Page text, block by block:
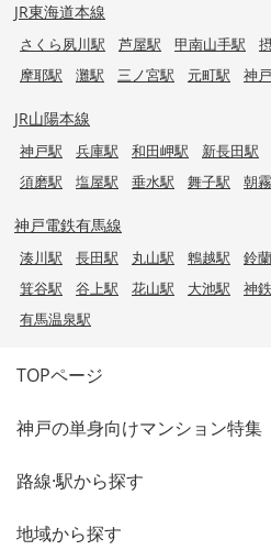
JR東海道本線
さくら夙川駅 芦屋駅 甲南山手駅
摩耶駅
灘駅 三ノ宮駅 元町駅 神
JR山陽本線
神戸駅 兵庫駅 和田岬駅 新長田駅
須磨駅
塩屋駅 垂水駅 舞子駅 朝
神戸電鉄有馬線
湊川駅 長田駅 丸山駅 鵯越駅 鈴
箕谷駅
谷上駅 花山駅 大池駅 神
有馬温泉駅
TOPページ
神戸の単身向けマンション特集
路線·駅から探す
地域から探す